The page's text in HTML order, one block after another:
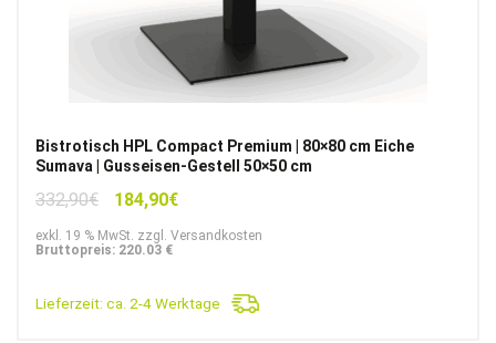
Bistrotisch HPL Compact Premium | 80×80 cm Eiche
Sumava | Gusseisen-Gestell 50×50 cm
332,90€
Ursprünglicher
war:
184,90€Aktueller
ist:
exkl. 19 % MwSt. zzgl. Versandkosten
Bruttopreis: 220.03 €
Lieferzeit: ca. 2-4 Werktage